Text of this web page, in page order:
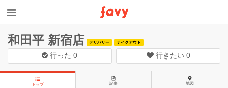
和田平 新宿店 デリバリー テイクアウト
行った0 行きたい 0
トップ 記事 地図